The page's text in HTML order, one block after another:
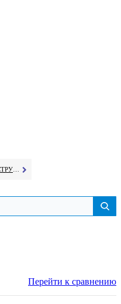
Перейти к сравнению